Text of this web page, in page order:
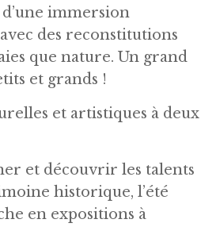
immersion
des reconstitutions
que nature. Un grand
et grands !
et artistiques à deux
et découvrir les talents
historique, l’été
en expositions à